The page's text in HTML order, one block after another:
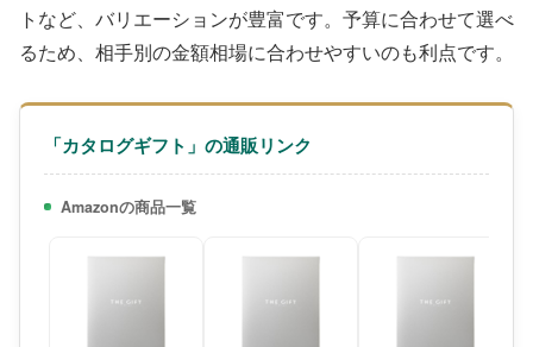
トなど、バリエーションが豊富です。予算に合わせて選べ
るため、相手別の金額相場に合わせやすいのも利点です。
「カタログギフト」の通販リンク
Amazonの商品一覧